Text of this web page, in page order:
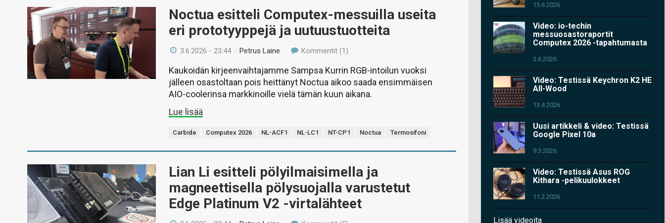
Noctua esitteli Computex-messuilla useita
eri prototyyppejä ja uutuustuotteita
3.6.2026 - 23:44 /Petrus Laine Kommentit (1)
Kaukoidän kirjeenvaihtajamme Sampsa Kurrin RGB-intoilun vuoksi
jälleen osastoltaan pois heittänyt Noctua aikoo saada ensimmäisen
AIO-coolerinsa markkinoille vielä tämän kuun aikana.
Lue lisää
Carbide Computex 2026 NL-ACF1 NL-LC1 NT-CP1 Noctua Termosifoni
Lian Li esitteli pölyilmaisimella ja
magneettisella pölysuojalla varustetut
Edge Platinum V2 -virtalähteet
15.6.2026
Video: io-techin
messuosastoraportit
Computex 2026 -tapahtumasta
3.6.2026
Video: Testissä Keychron K2 HE
All-Wood
13.4.2026
Uusi artikkeli & video: Testissä
Google Pixel 10a
9.3.2026
Video: Testissä Asus ROG
Kithara -pelikuulokkeet
11.2.2026
Lisää videoita